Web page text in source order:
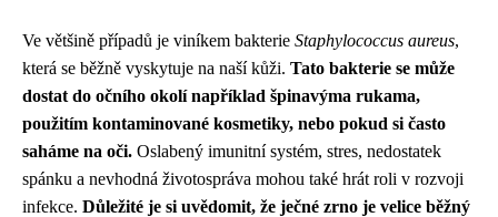
Ve většině případů je viníkem bakterie Staphylococcus aureus,
která se běžně vyskytuje na naší kůži. Tato bakterie se může
dostat do očního okolí například špinavýma rukama,
použitím kontaminované kosmetiky, nebo pokud si často
saháme na oči. Oslabený imunitní systém, stres, nedostatek
spánku a nevhodná životospráva mohou také hrát roli v rozvoji
infekce. Důležité je si uvědomit, že ječné zrno je velice běžný